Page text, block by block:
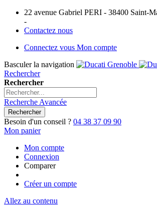
22 avenue Gabriel PERI - 38400 Saint-
-
Contactez nous
Connectez vous Mon compte
Basculer la navigation
Rechercher
Rechercher
Recherche Avancée
Rechercher
Besoin d'un conseil ? 04 38 37 09 90
Mon panier
Mon compte
Connexion
Comparer
Créer un compte
Allez au contenu